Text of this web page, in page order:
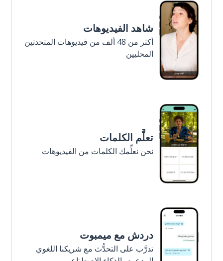
شاهد الفيديوهات
أكثر من 48 ألف من فيديوهات المتحدثين
المحليين
تعلَّم الكلمات
نحن نعلِّمك الكلمات من الفيديوهات
دردش مع ميمبوت
تدرَّب على التحدُّث مع شريكنا اللغوي